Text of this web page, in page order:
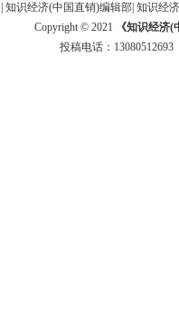
知识经济(中国直销)编辑部| 知识经
Copyright © 2021
《知识经济
投稿电话：